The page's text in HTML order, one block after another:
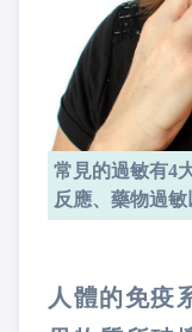
常見的過敏有4
反應、藥物過敏
人體的免疫